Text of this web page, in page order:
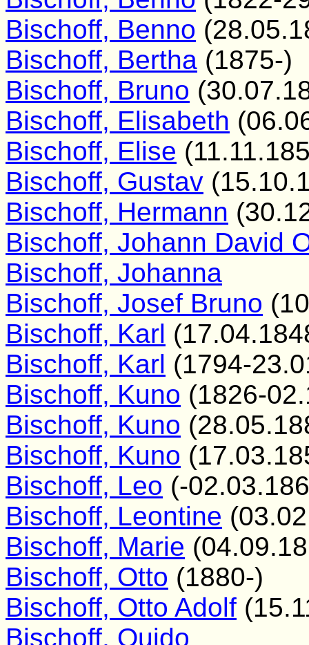
Bischoff, Benno
Bischoff, Bertha (1875-)
Bischoff, Bruno
Bischoff, Elisabeth
Bischoff, Elise
Bischoff, Gustav
Bischoff, Hermann
Bischoff, Johann David
Bischoff, Johanna
Bischoff, Josef Bruno
Bischoff, Karl
Bischoff, Karl (1794-
Bischoff, Kuno (1826-
Bischoff, Kuno
Bischoff, Kuno
Bischoff, Leo (-
Bischoff, Leontine
Bischoff, Marie
Bischoff, Otto (1880-)
Bischoff, Otto Adolf
Bischoff, Quido